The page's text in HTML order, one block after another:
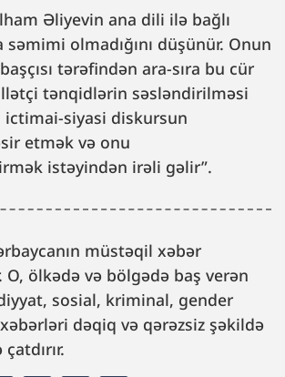
Əliyevin ana dili ilə bağlı
səmimi olmadığını düşünür. Onun
tərəfindən ara-sıra bu cür
tənqidlərin səsləndirilməsi
siyasi diskursun
etmək və onu
istəyindən irəli gəlir”.
müstəqil xəbər
O, ölkədə və bölgədə baş verən
sosial, kriminal, gender
dəqiq və qərəzsiz şəkildə